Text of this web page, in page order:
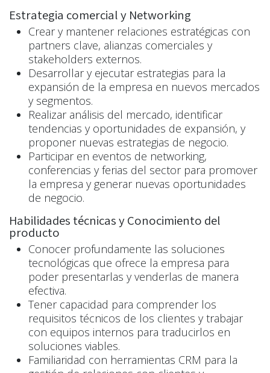
Estrategia comercial y Networking
Crear y mantener relaciones estratégicas con
partners clave, alianzas comerciales y
stakeholders externos.
Desarrollar y ejecutar estrategias para la
expansión de la empresa en nuevos mercados
y segmentos.
Realizar análisis del mercado, identificar
tendencias y oportunidades de expansión, y
proponer nuevas estrategias de negocio.
Participar en eventos de networking,
conferencias y ferias del sector para promover
la empresa y generar nuevas oportunidades
de negocio.
Habilidades técnicas y Conocimiento del
producto
Conocer profundamente las soluciones
tecnológicas que ofrece la empresa para
poder presentarlas y venderlas de manera
efectiva.
Tener capacidad para comprender los
requisitos técnicos de los clientes y trabajar
con equipos internos para traducirlos en
soluciones viables.
Familiaridad con herramientas CRM para la